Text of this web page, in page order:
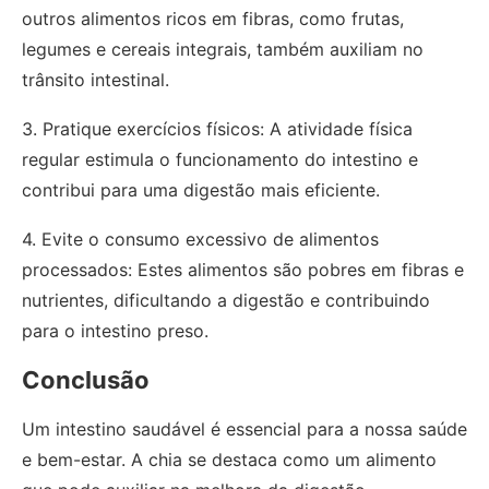
outros alimentos ricos em fibras, como frutas,
legumes e cereais integrais, também auxiliam no
trânsito intestinal.
3. Pratique exercícios físicos: A atividade física
regular estimula o funcionamento do intestino e
contribui para uma digestão mais eficiente.
4. Evite o consumo excessivo de alimentos
processados: Estes alimentos são pobres em fibras e
nutrientes, dificultando a digestão e contribuindo
para o intestino preso.
Conclusão
Um intestino saudável é essencial para a nossa saúde
e bem-estar. A chia se destaca como um alimento